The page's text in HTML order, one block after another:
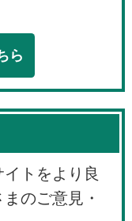
ら
トをより良
のご意見・